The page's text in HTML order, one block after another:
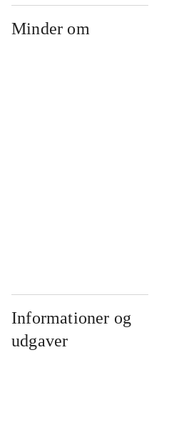
Minder om
Informationer og
udgaver